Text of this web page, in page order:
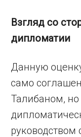
Взгляд со
дипломатии
Данную
само
Талибаном,
руководством